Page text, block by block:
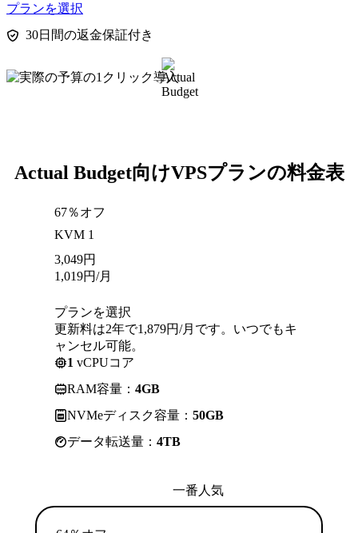
プランを選択
30日間の返金保証付き
Actual Budget向けVPSプランの料金表
67％オフ
KVM 1
3,049円
1,019円/月
プランを選択
更新料は2年で1,879円/月です。いつでもキ
ャンセル可能。
1 vCPUコア
RAM容量： 4GB
NVMeディスク容量： 50GB
データ転送量： 4TB
一番人気